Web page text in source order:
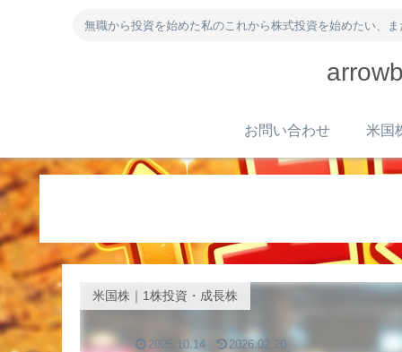
無職から投資を始めた私のこれから株式投資を始めたい、
お問い合わせ
米国株｜1株投資・成長株
2025.10.14 2026.02.20